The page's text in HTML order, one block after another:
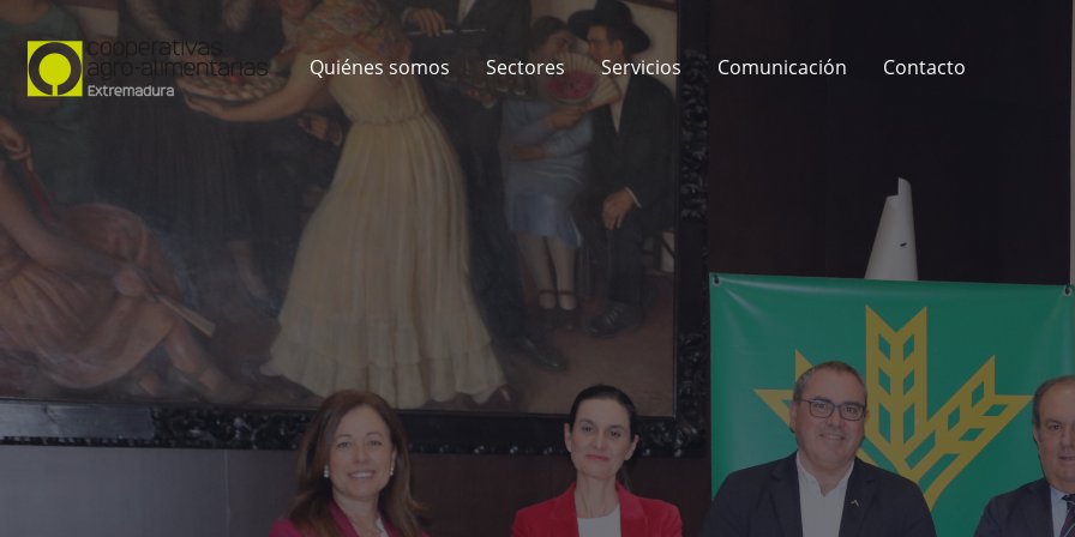
Quiénes somos Sectores Servicios Comunicación Contacto